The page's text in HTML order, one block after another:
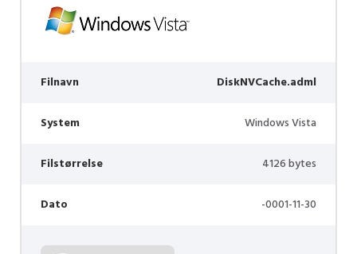
Filnavn DiskNVCache.adml
System Windows Vista
Filstørrelse 4126 bytes
Dato -0001-11-30